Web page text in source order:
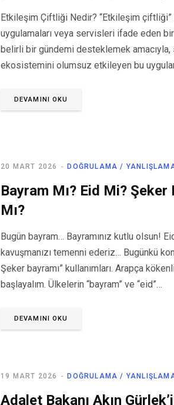
Etkileşim Çiftliği Nedir? “Etkileşim
uygulamaları veya servisleri ifade eden
belirli bir gündemi desteklemek amacıyla,
ekosistemini olumsuz etkileyen bu
DEVAMINI OKU
DOĞRULAMA /
20 MART 2026
Bayram Mı? Eid Mi? Şeker
Mı?
Bugün bayram… Bayramınız kutlu olsun!
kavuşmanızı temenni ederiz… Bugünkü
Şeker bayramı” kullanımları. Arapça
başlayalım. Ülkelerin “bayram” ve “eid”…
DEVAMINI OKU
DOĞRULAMA /
19 MART 2026
Adalet Bakanı Akın